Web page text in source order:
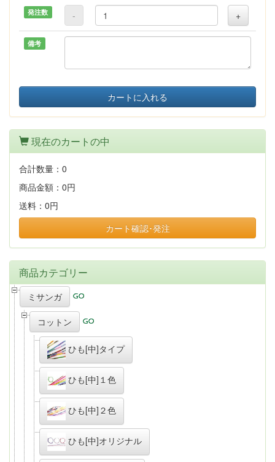
発注数 - +
備考
カートに入れる
現在のカートの中
合計数量： 0
商品金額： 0円
送料： 0円
カート確認･発注
商品カテゴリー
ミサンガ
コットン
ひも[中]タイプ
ひも[中]１色
ひも[中]２色
ひも[中]オリジナル